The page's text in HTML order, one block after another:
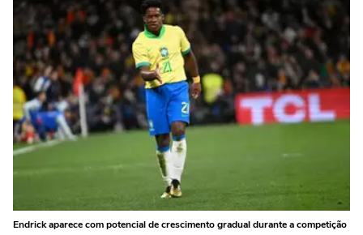
Endrick aparece com potencial de crescimento gradual durante a competição